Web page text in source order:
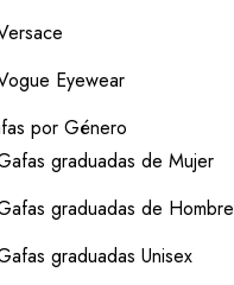
Eyewear
por Género
graduadas de Mujer
graduadas de Hombre
graduadas Unisex